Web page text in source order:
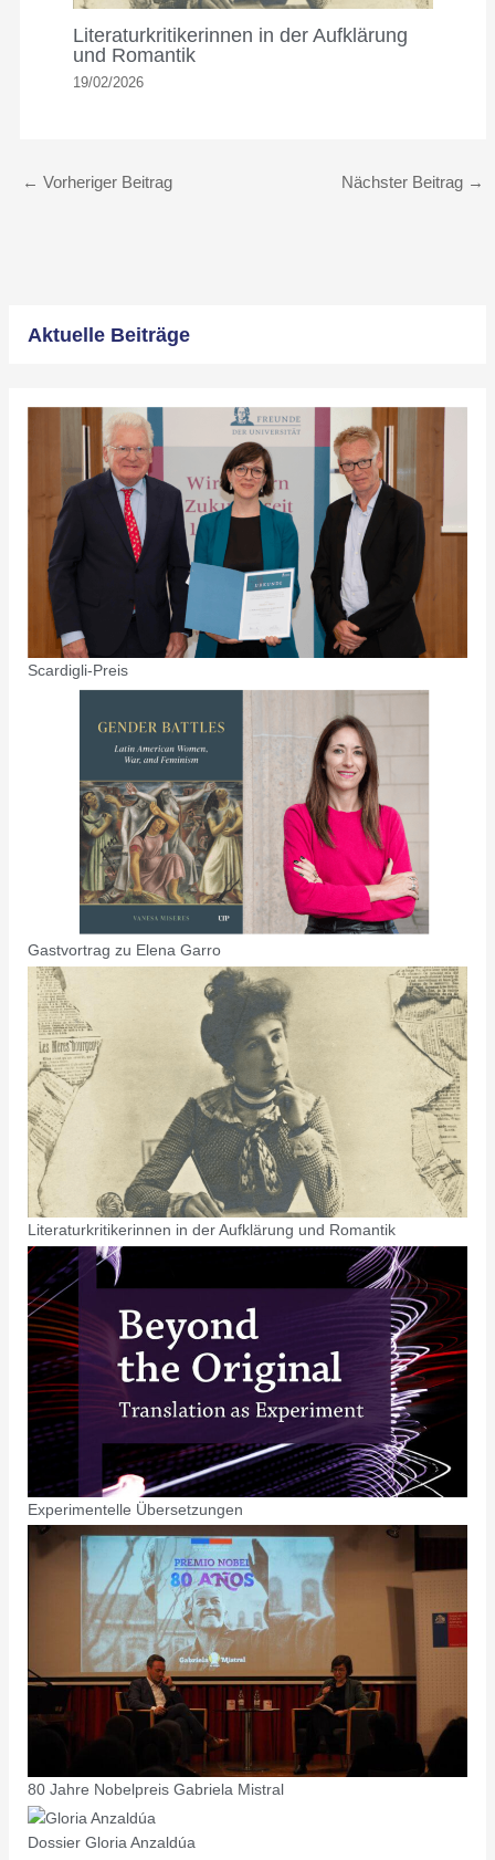
Aktuelle Beiträge
Scardigli-Preis
Gastvortrag zu Elena Garro
Literaturkritikerinnen in der Aufklärung und Romantik
Experimentelle Übersetzungen
80 Jahre Nobelpreis Gabriela Mistral
Dossier Gloria Anzaldúa
Literaturkritikerinnen in der Aufklärung
und Romantik
19/02/2026
← Vorheriger Beitrag Nächster Beitrag →